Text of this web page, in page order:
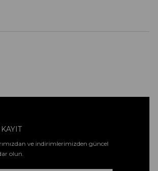
ve indirimlerimizden güncel
olun.